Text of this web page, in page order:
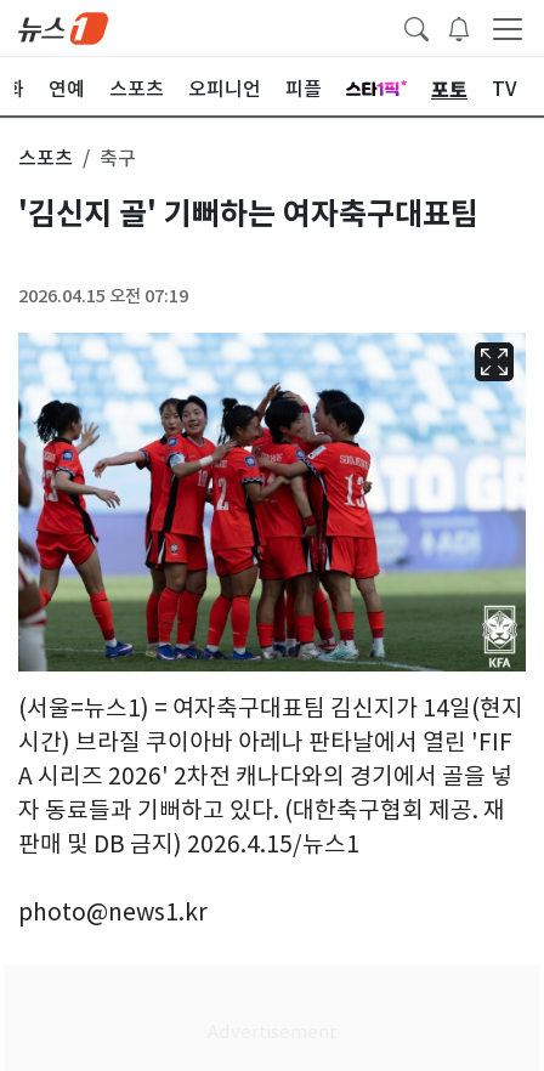
화 연예 스포츠 오피니언 피플 포토 TV
스포츠 축구
'김신지 골' 기뻐하는 여자축구대표팀
2026.04.15 오전 07:19
(서울=뉴스1) = 여자축구대표팀 김신지가 14일(현지
시간) 브라질 쿠이아바 아레나 판타날에서 열린 'FIF
A 시리즈 2026' 2차전 캐나다와의 경기에서 골을 넣
자 동료들과 기뻐하고 있다. (대한축구협회 제공. 재
판매 및 DB 금지) 2026.4.15/뉴스1
photo@news1.kr